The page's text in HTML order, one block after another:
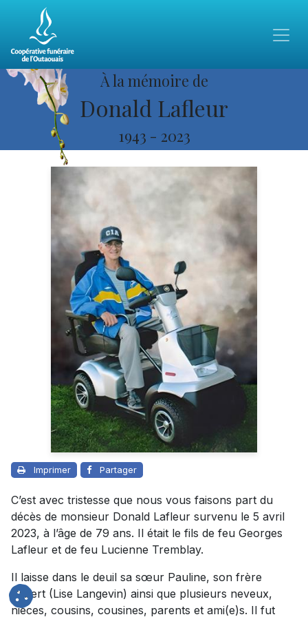
À la mémoire de
Donald Lafleur
1943 - 2023
Imprimer Partager
C’est avec tristesse que nous vous faisons part du
décès de monsieur Donald Lafleur survenu le 5 avril
2023, à l’âge de 79 ans. Il était le fils de feu Georges
Lafleur et de feu Lucienne Tremblay.
Il laisse dans le deuil sa sœur Pauline, son frère
Gilbert (Lise Langevin) ainsi que plusieurs neveux,
nièces, cousins, cousines, parents et ami(e)s. Il fut